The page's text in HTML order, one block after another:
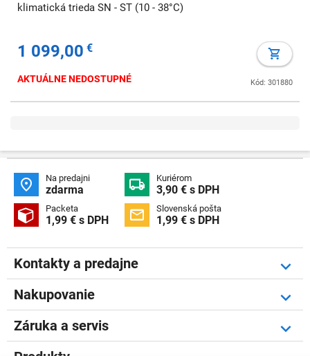
klimatická trieda SN - ST (10 - 38°C)
1 099,00 €
Kód: 301880
AKTUÁLNE NEDOSTUPNÉ
 Na predajni
zdarma  Kuriérom
3,90 € s DPH
 Packeta
1,99 € s DPH  Slovenská pošta
1,99 € s DPH
Kontakty a predajne
Nakupovanie
Záruka a servis